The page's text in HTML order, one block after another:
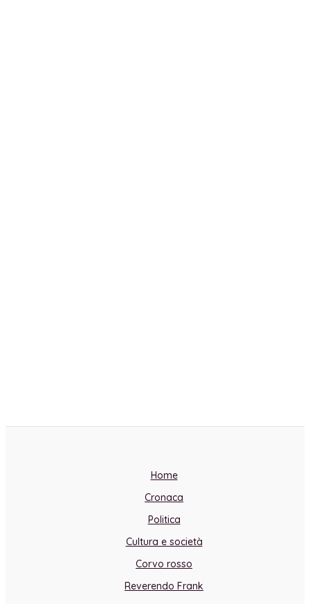
Home
Cronaca
Politica
Cultura e società
Corvo rosso
Reverendo Frank